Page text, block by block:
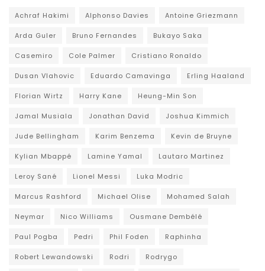
Achraf Hakimi Alphonso Davies Antoine Griezmann
Arda Guler Bruno Fernandes Bukayo Saka
Casemiro Cole Palmer Cristiano Ronaldo
Dusan Vlahovic Eduardo Camavinga Erling Haaland
Florian Wirtz Harry Kane Heung-Min Son
Jamal Musiala Jonathan David Joshua Kimmich
Jude Bellingham Karim Benzema Kevin de Bruyne
Kylian Mbappé Lamine Yamal Lautaro Martinez
Leroy Sané Lionel Messi Luka Modric
Marcus Rashford Michael Olise Mohamed Salah
Neymar Nico Williams Ousmane Dembélé
Paul Pogba Pedri Phil Foden Raphinha
Robert Lewandowski Rodri Rodrygo